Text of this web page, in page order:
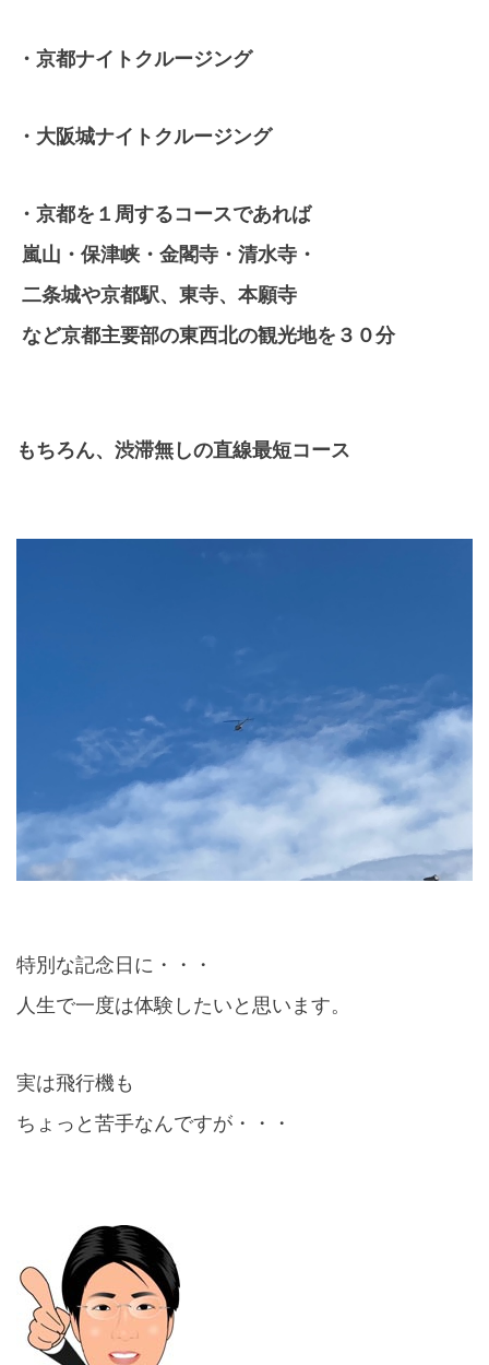
・京都ナイトクルージング
・大阪城ナイトクルージング
・京都を１周するコースであれば
嵐山・保津峡・金閣寺・清水寺・
二条城や京都駅、東寺、本願寺
など京都主要部の東西北の観光地を３０分
もちろん、渋滞無しの直線最短コース
特別な記念日に・・・
人生で一度は体験したいと思います。
実は飛行機も
ちょっと苦手なんですが・・・